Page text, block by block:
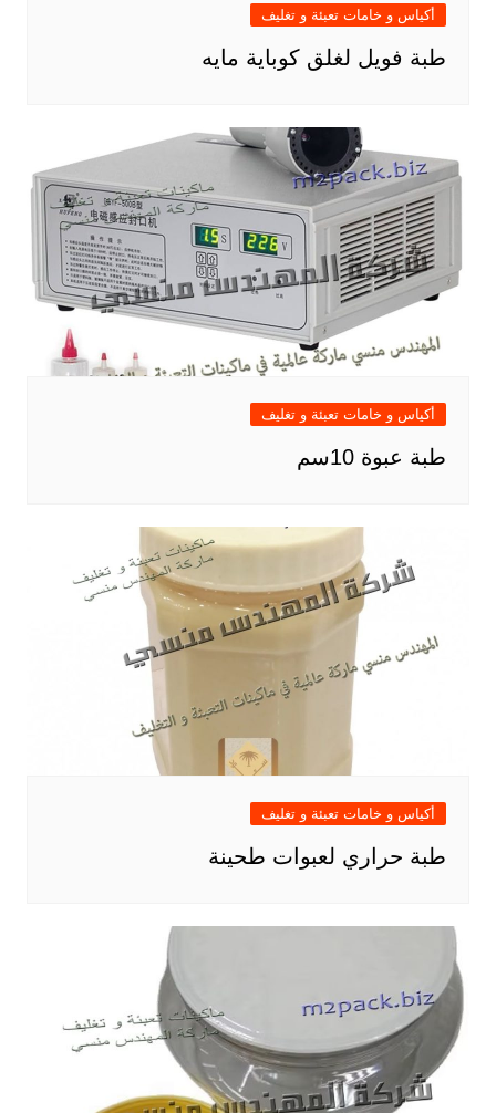
أكياس و خامات تعبئة و تغليف
طبة فويل لغلق كوباية مايه
أكياس و خامات تعبئة و تغليف
طبة عبوة 10سم
أكياس و خامات تعبئة و تغليف
طبة حراري لعبوات طحينة